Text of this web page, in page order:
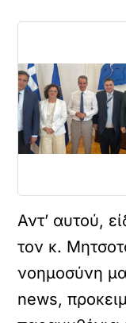
Αντ’ αυτού,
τον κ.
νοημοσύνη
news,